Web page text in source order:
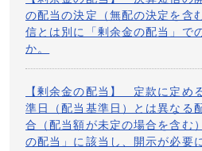
っては、直前事業年度の配当
場合には、決算短信等とは別
当」として開示が必要となり
われている場合は、決算短信
ることができます（「決算短
項 ②決算短信に他の適時開
扱い）」参照）。
の配当の決定（無配の決定を含
信とは別に「剰余金の配当」で
か。
【剰余金の配当】 定款に定め
準日（配当基準日）とは異なる
合（配当額が未定の場合を含む
の配当」に該当し、開示が必要